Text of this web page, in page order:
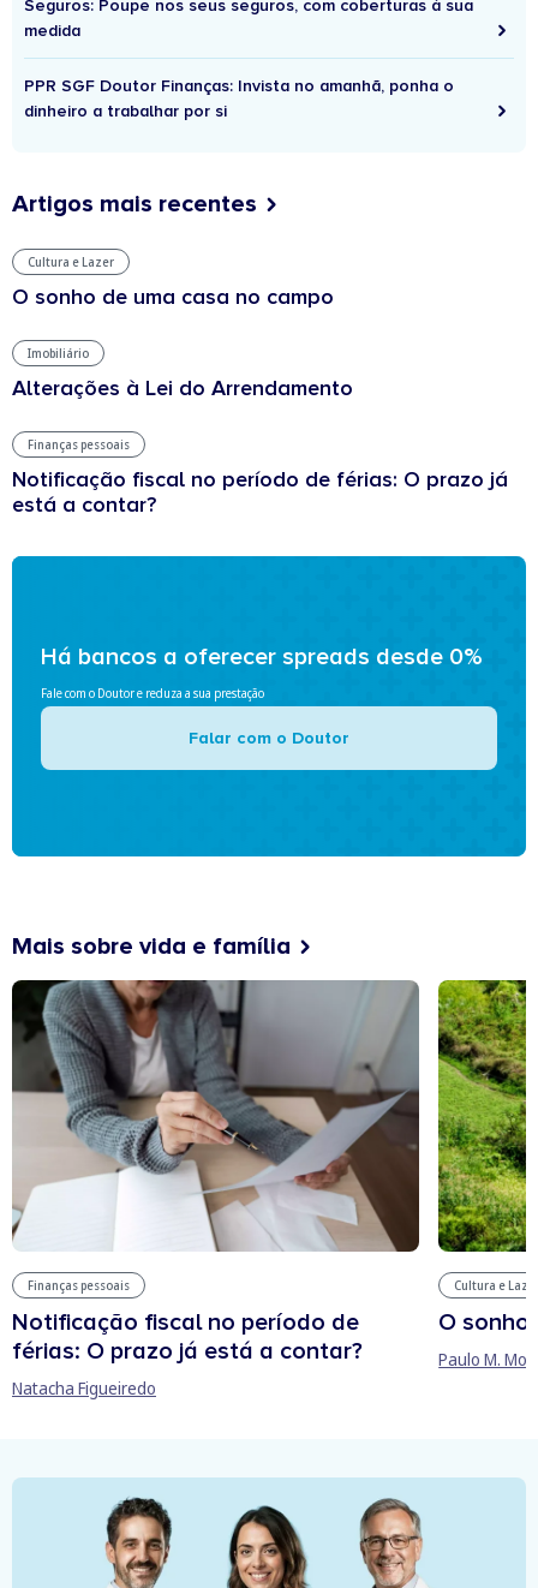
Seguros: Poupe nos seus seguros, com coberturas à sua
medida
PPR SGF Doutor Finanças: Invista no amanhã, ponha o
dinheiro a trabalhar por si
Artigos mais recentes
Cultura e Lazer
O sonho de uma casa no campo
Imobiliário
Alterações à Lei do Arrendamento
Finanças pessoais
Notificação fiscal no período de férias: O prazo já
está a contar?
Há bancos a oferecer spreads desde 0%
Fale com o Doutor e reduza a sua prestação
Falar com o Doutor
Mais sobre vida e família
Finanças pessoais
Notificação fiscal no período de
férias: O prazo já está a contar?
Natacha Figueiredo
Cultura e
O sonho
Paulo M.